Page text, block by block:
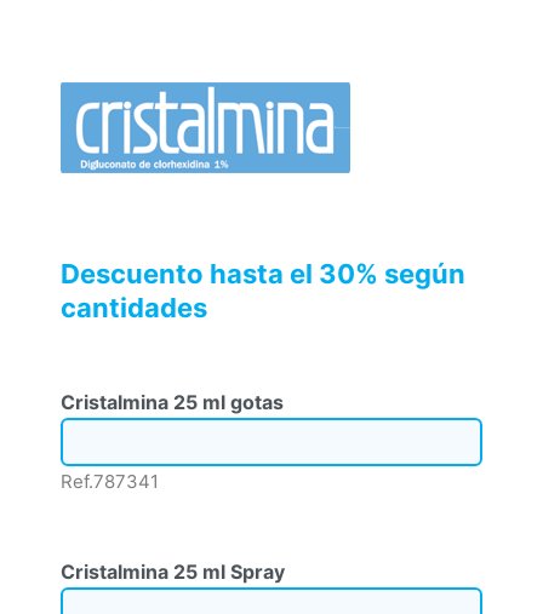
Descuento hasta el 30% según
cantidades
Cristalmina 25 ml gotas
Ref.787341
Cristalmina 25 ml Spray